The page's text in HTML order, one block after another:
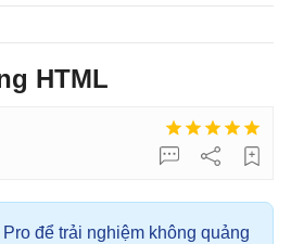
HTML
để trải nghiệm không quảng